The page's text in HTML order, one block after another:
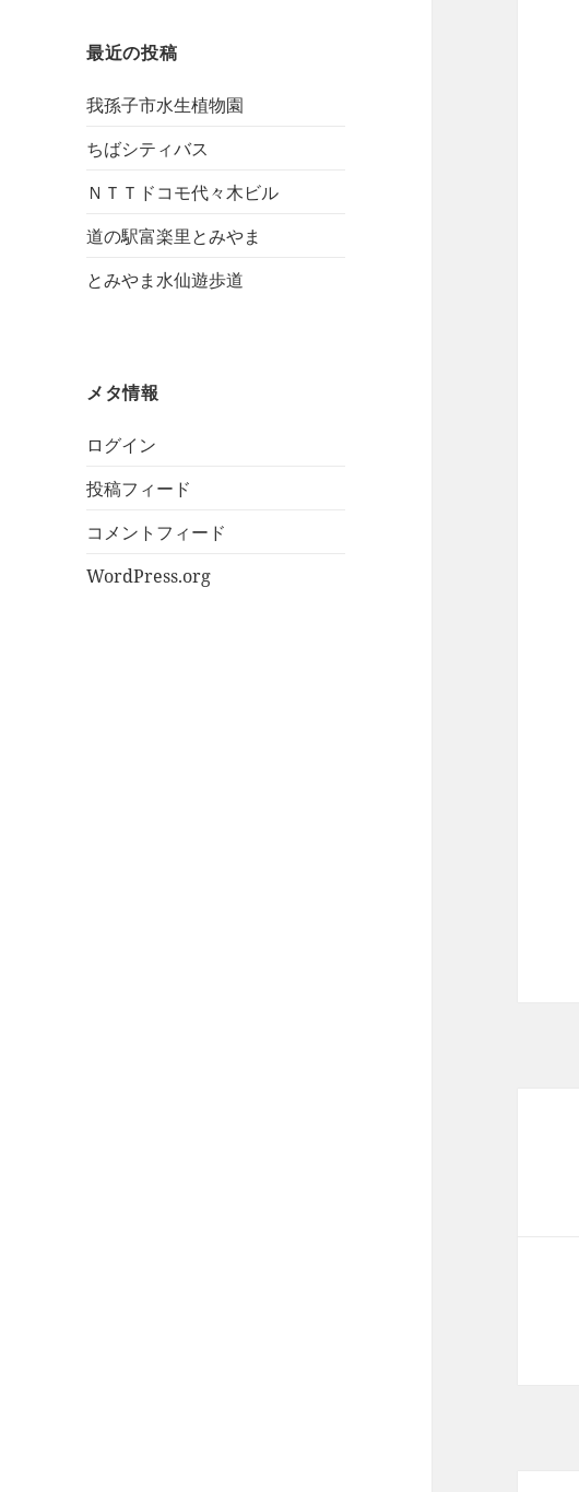
最近の投稿
我孫子市水生植物園
ちばシティバス
ＮＴＴドコモ代々木ビル
道の駅富楽里とみやま
とみやま水仙遊歩道
メタ情報
ログイン
投稿フィード
コメントフィード
WordPress.org